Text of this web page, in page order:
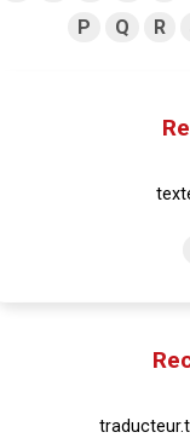
P
Q R